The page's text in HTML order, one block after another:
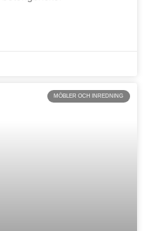
MÖBLER OCH INREDNING